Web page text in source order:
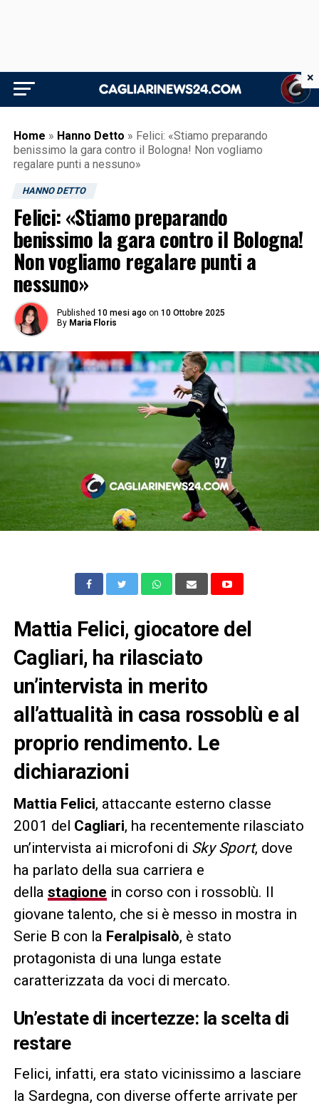
Home » Hanno Detto » Felici: «Stiamo preparando
benissimo la gara contro il Bologna! Non vogliamo
regalare punti a nessuno»
HANNO DETTO
Felici: «Stiamo preparando
benissimo la gara contro il Bologna!
Non vogliamo regalare punti a
nessuno»
Published 10 mesi ago on 10 Ottobre 2025
By Maria Floris
Mattia Felici, giocatore del
Cagliari, ha rilasciato
un’intervista in merito
all’attualità in casa rossoblù e al
proprio rendimento. Le
dichiarazioni
Mattia Felici, attaccante esterno classe
2001 del Cagliari, ha recentemente rilasciato
un’intervista ai microfoni di Sky Sport, dove
ha parlato della sua carriera e
della stagione in corso con i rossoblù. Il
giovane talento, che si è messo in mostra in
Serie B con la Feralpisalò, è stato
protagonista di una lunga estate
caratterizzata da voci di mercato.
Un’estate di incertezze: la scelta di
restare
Felici, infatti, era stato vicinissimo a lasciare
la Sardegna, con diverse offerte arrivate per
×